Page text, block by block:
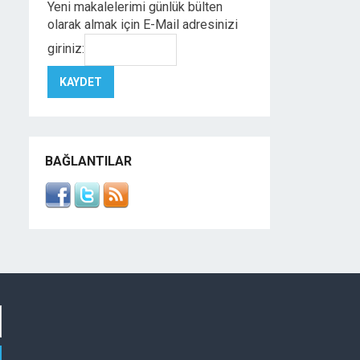
Yeni makalelerimi günlük bülten
olarak almak için E-Mail adresinizi
giriniz:
BAĞLANTILAR